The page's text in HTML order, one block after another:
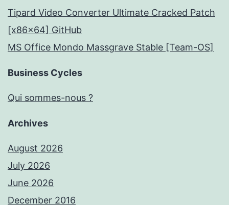
Tipard Video Converter Ultimate Cracked Patch
[x86x64] GitHub
MS Office Mondo Massgrave Stable [Team-OS]
Business Cycles
Qui sommes-nous ?
Archives
August 2026
July 2026
June 2026
December 2016